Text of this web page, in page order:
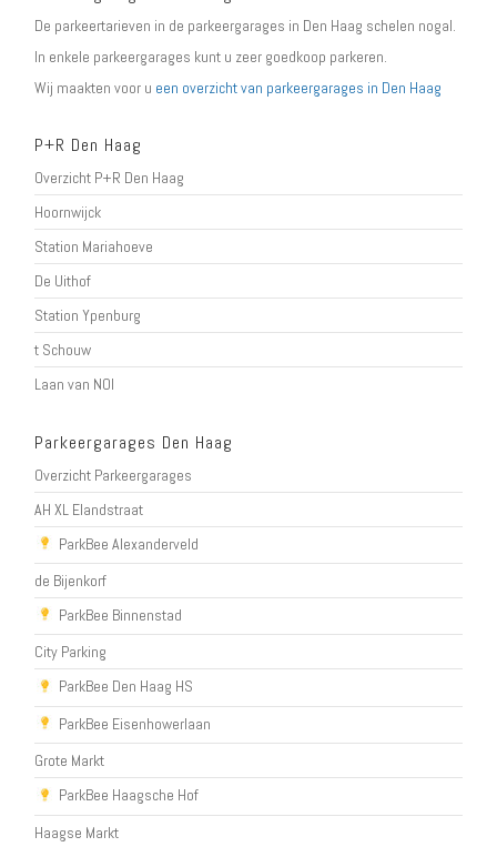
De parkeertarieven in de parkeergarages in Den Haag schelen nogal.
In enkele parkeergarages kunt u zeer goedkoop parkeren.
Wij maakten voor u een overzicht van parkeergarages in Den Haag
P+R Den Haag
Overzicht P+R Den Haag
Hoornwijck
Station Mariahoeve
De Uithof
Station Ypenburg
t Schouw
Laan van NOI
Parkeergarages Den Haag
Overzicht Parkeergarages
AH XL Elandstraat
ParkBee Alexanderveld
de Bijenkorf
ParkBee Binnenstad
City Parking
ParkBee Den Haag HS
ParkBee Eisenhowerlaan
Grote Markt
ParkBee Haagsche Hof
Haagse Markt